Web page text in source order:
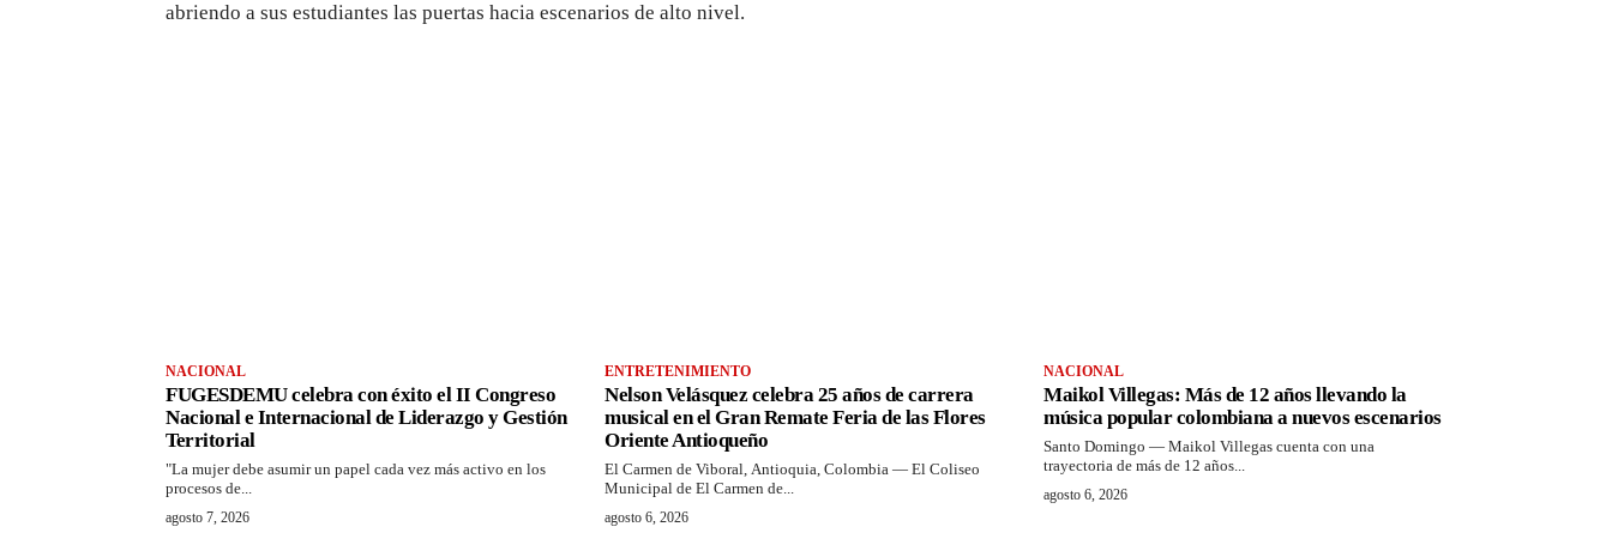
abriendo a sus estudiantes las puertas hacia escenarios de alto nivel.
NACIONAL
FUGESDEMU celebra con éxito el II Congreso
Nacional e Internacional de Liderazgo y Gestión
Territorial
"La mujer debe asumir un papel cada vez más activo en los
procesos de...
agosto 7, 2026
ENTRETENIMIENTO
Nelson Velásquez celebra 25 años de carrera
musical en el Gran Remate Feria de las Flores
Oriente Antioqueño
El Carmen de Viboral, Antioquia, Colombia — El Coliseo
Municipal de El Carmen de...
agosto 6, 2026
NACIONAL
Maikol Villegas: Más de 12 años llevando la
música popular colombiana a nuevos escenarios
Santo Domingo — Maikol Villegas cuenta con una
trayectoria de más de 12 años...
agosto 6, 2026